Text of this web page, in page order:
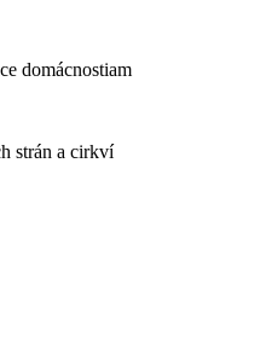
domácnostiam
strán a cirkví